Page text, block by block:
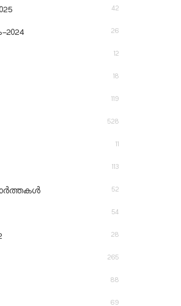
42
26
12
18
119
528
11
113
52
54
28
265
88
69